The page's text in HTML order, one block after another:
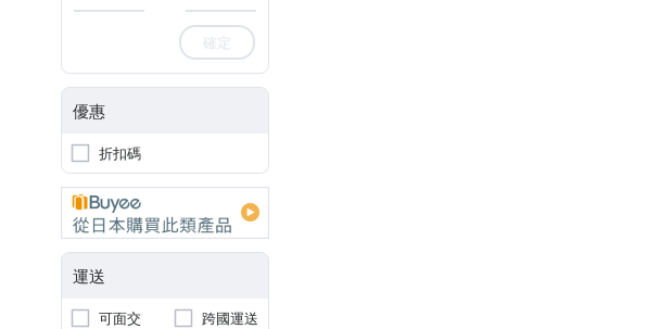
確定
優惠
折扣碼
運送
可面交 跨國運送